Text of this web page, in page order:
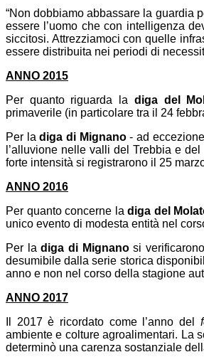
“Non dobbiamo abbassare la guardia
essere l’uomo che con intelligenza
siccitosi. Attrezziamoci con quelle
essere distribuita nei periodi di
ANNO 2015
Per quanto riguarda la diga del
primaverile (in particolare tra il 24
Per ladiga di Mignano- ad
l’alluvione nelle valli del Trebbia e
forte intensità si registrarono il 25
ANNO 2016
Per quanto concerne ladiga del
unico evento di modesta entità nel
Per ladiga di Mignanosi
desumibile dalla serie storica
anno e non nel corso della stagione
ANNO 2017
Il 2017 è ricordato come l’anno del
ambiente e colture agroalimentari. La
determinò una carenza sostanziale